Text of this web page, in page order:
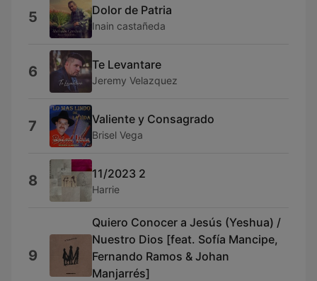
5 Dolor de Patria
Inain castañeda
6 Te Levantare
Jeremy Velazquez
7 Valiente y Consagrado
Brisel Vega
8 11/2023 2
Harrie
9
Quiero Conocer a Jesús (Yeshua) /
Nuestro Dios [feat. Sofía Mancipe,
Fernando Ramos & Johan
Manjarrés]